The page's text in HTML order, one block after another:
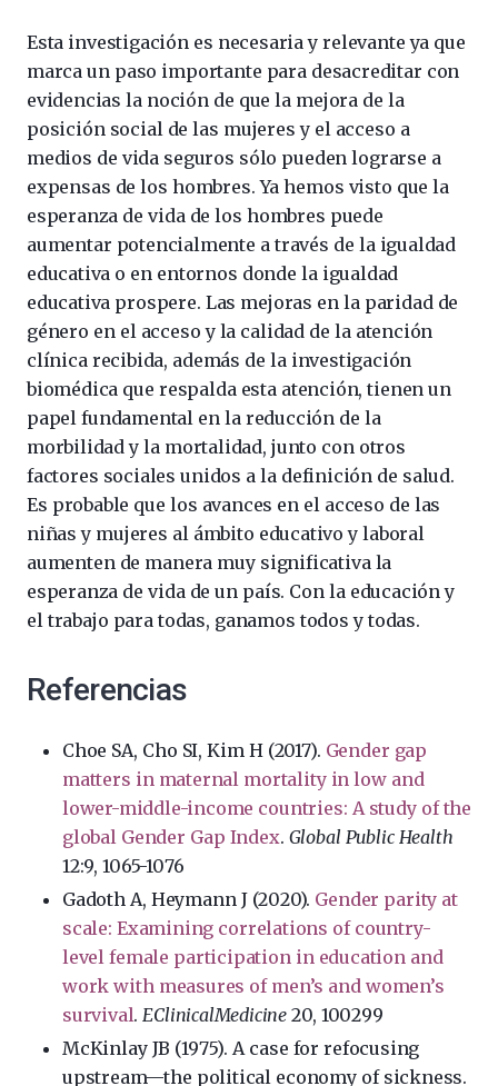
Esta investigación es necesaria y relevante ya que
marca un paso importante para desacreditar con
evidencias la noción de que la mejora de la
posición social de las mujeres y el acceso a
medios de vida seguros sólo pueden lograrse a
expensas de los hombres. Ya hemos visto que la
esperanza de vida de los hombres puede
aumentar potencialmente a través de la igualdad
educativa o en entornos donde la igualdad
educativa prospere. Las mejoras en la paridad de
género en el acceso y la calidad de la atención
clínica recibida, además de la investigación
biomédica que respalda esta atención, tienen un
papel fundamental en la reducción de la
morbilidad y la mortalidad, junto con otros
factores sociales unidos a la definición de salud.
Es probable que los avances en el acceso de las
niñas y mujeres al ámbito educativo y laboral
aumenten de manera muy significativa la
esperanza de vida de un país. Con la educación y
el trabajo para todas, ganamos todos y todas.
Referencias
Choe SA, Cho SI, Kim H (2017). Gender gap
matters in maternal mortality in low and
lower-middle-income countries: A study of the
global Gender Gap Index. Global Public Health
12:9, 1065-1076
Gadoth A, Heymann J (2020). Gender parity at
scale: Examining correlations of country-
level female participation in education and
work with measures of men’s and women’s
survival.EClinicalMedicine 20, 100299
McKinlay JB (1975). A case for refocusing
upstream—the political economy of sickness.